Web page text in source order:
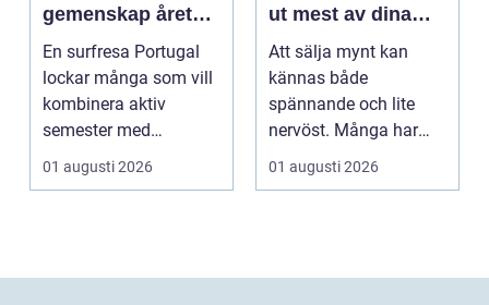
gemenskap året
runt
En surfresa Portugal
lockar många som vill
kombinera aktiv
semester med
avkoppling, god mat
och enke...
01 augusti 2026
ut mest av dina
samlingar
Att sälja mynt kan
kännas både
spännande och lite
nervöst. Många har
ärvt mynt, hittat gamla
burkar ...
01 augusti 2026